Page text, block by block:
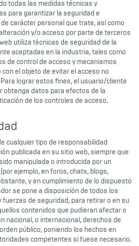
todas las medidas técnicas y
para garantizar la seguridad e
carácter personal que trate, así como
y/o acceso por parte de terceros
utiliza técnicas de seguridad de la
aceptadas en la industria, tales como
de control de acceso y mecanismos
el objeto de evitar el acceso no
lograr estos fines, el usuario/cliente
obtenga datos para efectos de la
de los controles de acceso.
cualquier tipo de responsabilidad
publicada en su sitio web, siempre que
manipulada o introducida por un
ejemplo, en foros, chats, blogs,
y en cumplimiento de lo dispuesto
se pone a disposición de todos los
fuerzas de seguridad, para retirar o en su
contenidos que pudieran afectar o
nacional, o internacional, derechos de
público, poniendo los hechos en
competentes si fuese necesario.